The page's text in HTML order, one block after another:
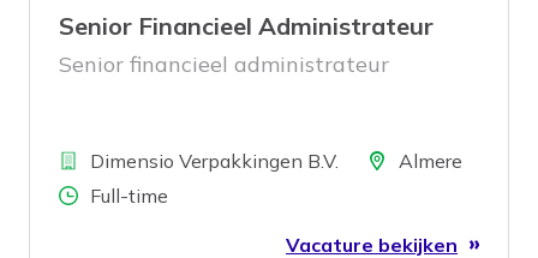
Senior Financieel Administrateur
Senior financieel administrateur
BedrijfDimensio Verpakkingen B.V. LocatieAlmere
Aantal uren
Full-time
Vacature bekijken